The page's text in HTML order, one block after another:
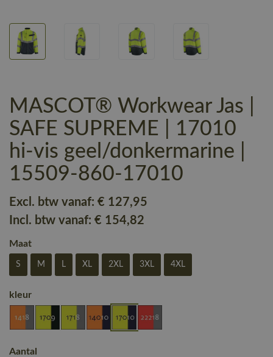
MASCOT® Workwear Jas |
SAFE SUPREME | 17010
hi-vis geel/donkermarine |
15509-860-17010
Excl. btw vanaf: € 127,95
Incl. btw vanaf: € 154,82
Maat
S M L XL 2XL 3XL 4XL
kleur
Aantal